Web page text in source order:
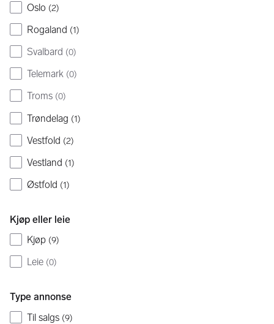
Oslo (2)
Rogaland (1)
Svalbard (0)
Telemark (0)
Troms (0)
Trøndelag (1)
Vestfold (2)
Vestland (1)
Østfold (1)
Kjøp eller leie
Kjøp (9)
Leie (0)
Type annonse
Til salgs (9)